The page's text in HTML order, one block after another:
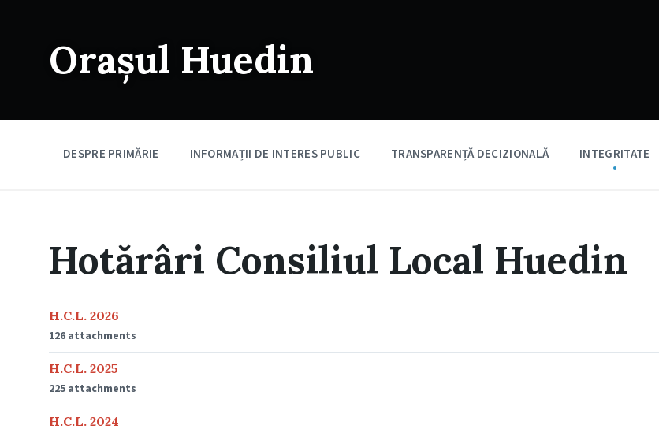
navigationOrașul Huedin
DESPRE PRIMĂRIE INFORMAȚII DE INTERES PUBLIC TRANSPARENȚĂ DECIZIONALĂ INTEGRITATE
Hotărâri Consiliul Local Huedin
H.C.L. 2026
126 attachments
H.C.L. 2025
225 attachments
H.C.L. 2024